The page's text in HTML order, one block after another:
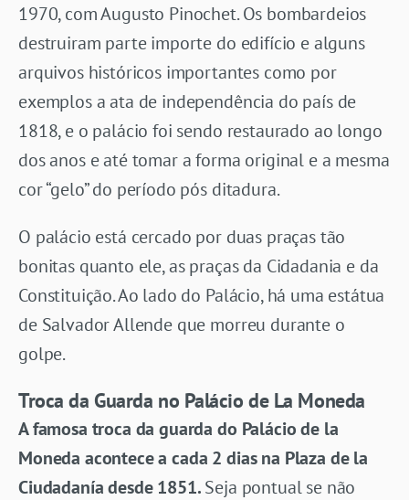
1970, com Augusto Pinochet. Os bombardeios
destruiram parte importe do edifício e alguns
arquivos históricos importantes como por
exemplos a ata de independência do país de
1818, e o palácio foi sendo restaurado ao longo
dos anos e até tomar a forma original e a mesma
cor “gelo” do período pós ditadura.
O palácio está cercado por duas praças tão
bonitas quanto ele, as praças da Cidadania e da
Constituição. Ao lado do Palácio, há uma estátua
de Salvador Allende que morreu durante o
golpe.
Troca da Guarda no Palácio de La Moneda
A famosa troca da guarda do Palácio de la
Moneda acontece a cada 2 dias na Plaza de la
Ciudadanía desde 1851.Seja pontual se não